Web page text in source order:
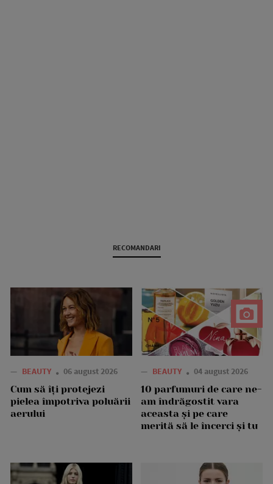
RECOMANDARI
— BEAUTY 06 august 2026
Cum să îți protejezi
pielea împotriva poluării
aerului
— BEAUTY 04 august 2026
10 parfumuri de care ne-
am îndrăgostit vara
aceasta și pe care
merită să le încerci și tu